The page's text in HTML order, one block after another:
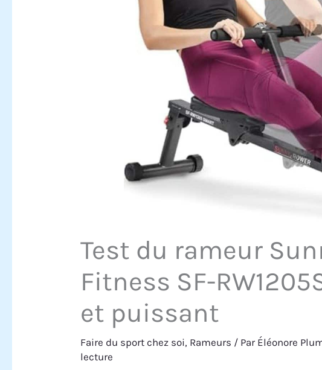
Test du rameur
Fitness SF-
et puissant
Faire du sport chez soi, Rameurs / Par Éléonore
lecture